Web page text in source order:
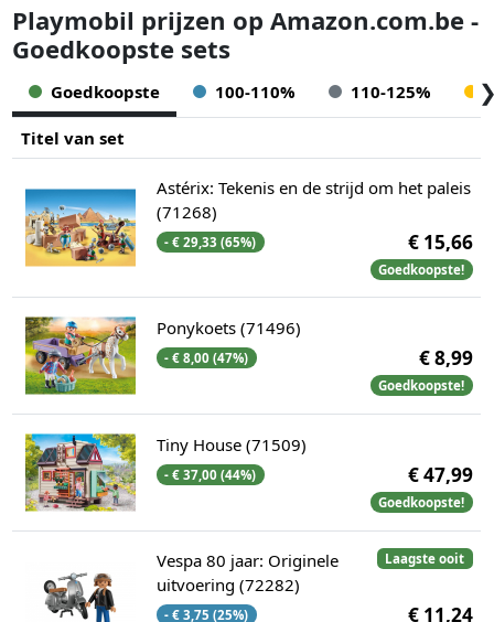
Playmobil prijzen op Amazon.com.be -
Goedkoopste sets
Goedkoopste 100-110% 110-125%
Titel van set
Astérix: Tekenis en de strijd om het paleis
(71268)
- € 29,33 (65%) € 15,66
Goedkoopste!
Ponykoets (71496)
- € 8,00 (47%) € 8,99
Goedkoopste!
Tiny House (71509)
- € 37,00 (44%) € 47,99
Goedkoopste!
Laagste ooit
Vespa 80 jaar: Originele
uitvoering (72282)
- € 3,75 (25%) € 11,24